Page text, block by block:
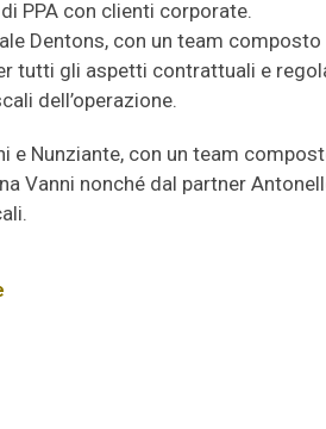
PPA con clienti corporate.
Dentons, con un team
tutti gli aspetti contrattuali e
dell’operazione.
e Nunziante, con un team
Vanni nonché dal partner